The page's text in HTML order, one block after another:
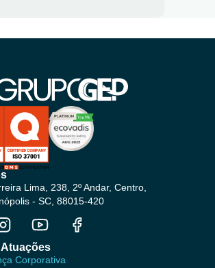
Lima, 238, 2º Andar, Centro,
- SC, 88015-420
Corporativa